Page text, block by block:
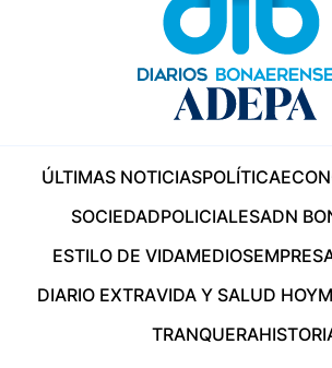
ÚLTIMAS NOTICIASPOLÍTICA
SOCIEDADPOLICIALESADN
ESTILO DE VIDAMEDIOS
DIARIO EXTRAVIDA Y SALUD HOY
TRANQUERA